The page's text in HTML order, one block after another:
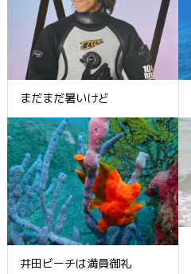
まだまだ暑いけど
井田ビーチは満員御礼